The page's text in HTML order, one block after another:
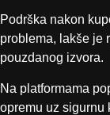
Podrška nakon
problema, lakše je
pouzdanog izvora.
Na platformama
opremu uz sigurnu